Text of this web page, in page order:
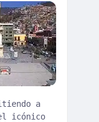
a
icónico